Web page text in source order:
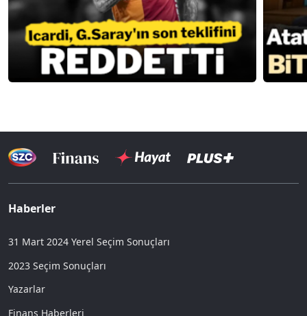
Haberler
31 Mart 2024 Yerel Seçim Sonuçları
2023 Seçim Sonuçları
Yazarlar
Finans Haberleri